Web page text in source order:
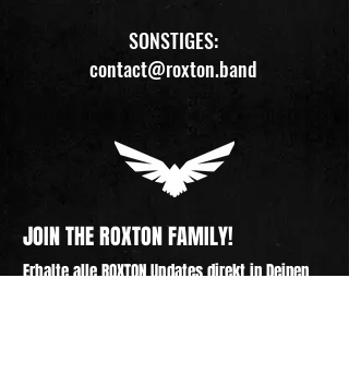
SONSTIGES:
contact@roxton.band
JOIN THE ROXTON FAMILY!
Erhalte alle ROXTON Updates direkt in Deinen